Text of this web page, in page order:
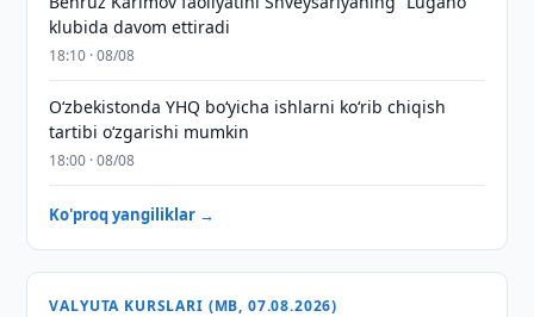
klubida davom ettiradi
18:10 · 08/08
O‘zbekistonda YHQ bo‘yicha ishlarni ko‘rib chiqish
tartibi o‘zgarishi mumkin
18:00 · 08/08
Ko'proq yangiliklar →
VALYUTA KURSLARI (MB, 07.08.2026)